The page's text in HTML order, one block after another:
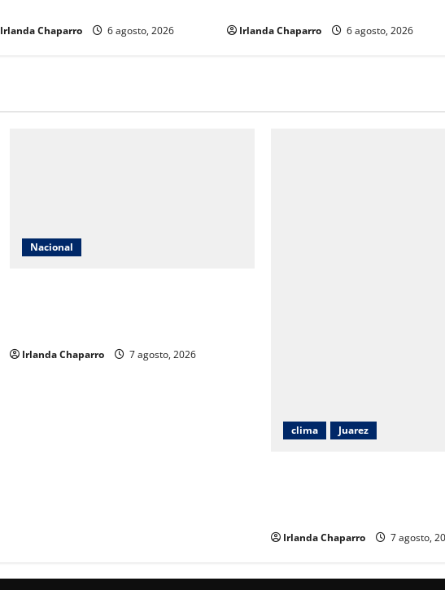
Irlanda Chaparro 6 agosto, 2026 Irlanda Chaparro 6 agosto, 2026
Nacional
Irlanda Chaparro 7 agosto, 2026
clima Juarez
Irlanda Chaparro 7 agosto,